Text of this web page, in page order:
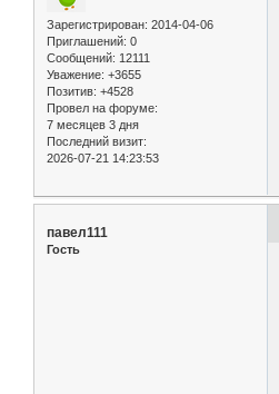
Зарегистрирован: 2014-04-06
Приглашений: 0
Сообщений: 12111
Уважение: +3655
Позитив: +4528
Провел на форуме:
7 месяцев 3 дня
Последний визит:
2026-07-21 14:23:53
павел111
Гость